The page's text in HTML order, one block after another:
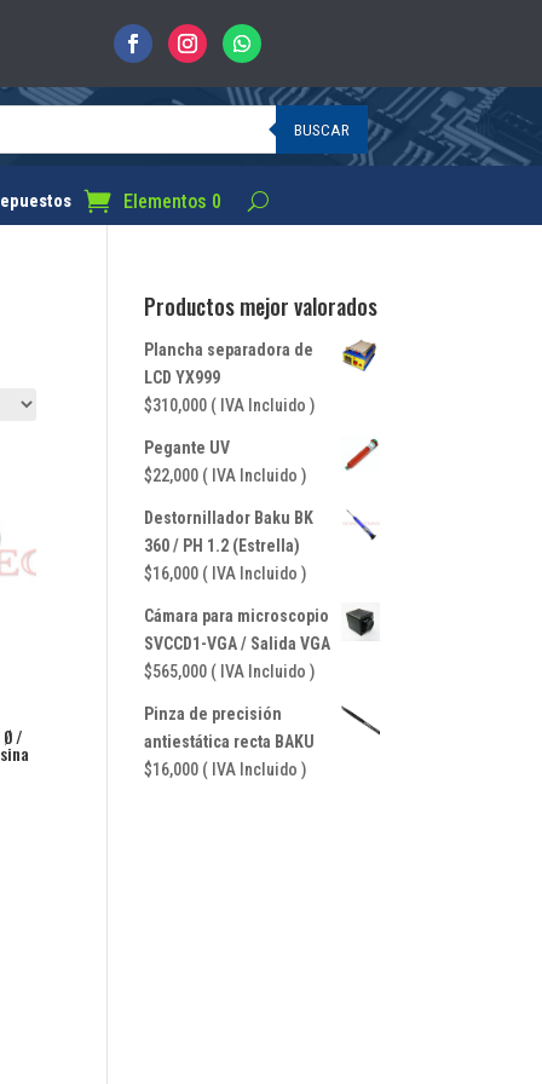
BUSCAR
Elementos 0
Ø /
Productos mejor valorados
Plancha separadora de
LCD YX999
$310,000 ( IVA Incluido )
Pegante UV
$22,000 ( IVA Incluido )
Destornillador Baku BK
360 / PH 1.2 (Estrella)
$16,000 ( IVA Incluido )
Cámara para microscopio
SVCCD1-VGA / Salida VGA
$565,000 ( IVA Incluido )
Pinza de precisión
antiestática recta BAKU
$16,000 ( IVA Incluido )